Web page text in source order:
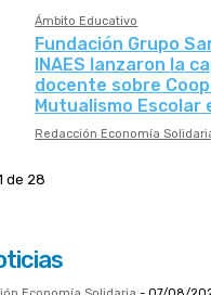
Ámbito Educativo
Fundación Grupo
INAES lanzaron la
docente sobre
Mutualismo Escolar
Redacción Economía
de 28